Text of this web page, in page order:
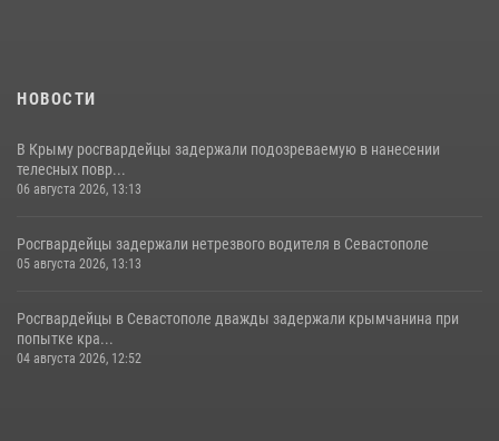
НОВОСТИ
В Крыму росгвардейцы задержали подозреваемую в нанесении
телесных повр...
06 августа 2026, 13:13
Росгвардейцы задержали нетрезвого водителя в Севастополе
05 августа 2026, 13:13
Росгвардейцы в Севастополе дважды задержали крымчанина при
попытке кра...
04 августа 2026, 12:52